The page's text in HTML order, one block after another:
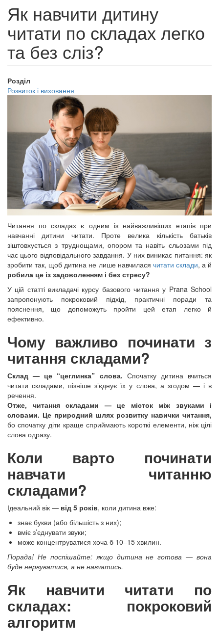
Як навчити дитину
читати по складах легко
та без сліз?
Розділ
Розвиток і виховання
Читання по складах є одним із найважливіших етапів при
навчанні дитини читати. Проте велика кількість батьків
зіштовхується з труднощами, опором та навіть сльозами під
час цього відповідального завдання. У них виникає питання: як
зробити так, щоб дитина не лише навчилася читати склади, а й
робила це із задоволенням і без стресу?
У цій статті викладачі курсу базового читання у Prana School
запропонують покроковий підхід, практичні поради та
пояснення, що допоможуть пройти цей етап легко й
ефективно.
Чому важливо починати з
читання складами?
Склад — це “цеглинка” слова. Спочатку дитина вчиться
читати складами, пізніше з’єднує їх у слова, а згодом — і в
речення.
Отже, читання складами — це місток між звуками і
словами. Це природний шлях розвитку навички читання,
бо спочатку діти краще сприймають короткі елементи, ніж цілі
слова одразу.
Коли варто починати
навчати читанню
складами?
Ідеальний вік — від 5 років, коли дитина вже:
знає букви (або більшість з них);
вміє з’єднувати звуки;
може концентруватися хоча б 10–15 хвилин.
Порада! Не поспішайте: якщо дитина не готова — вона
буде нервуватися, а не навчатись.
Як навчити читати по
складах: покроковий
алгоритм